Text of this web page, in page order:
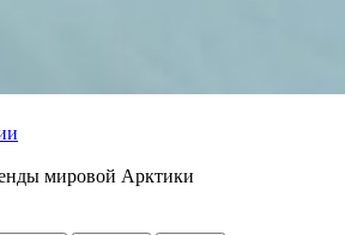
мировой Арктики